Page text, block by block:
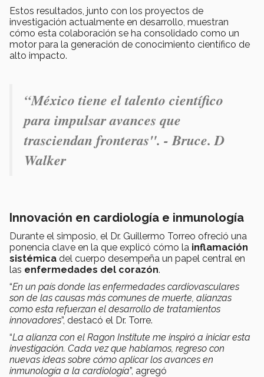
Estos resultados, junto con los proyectos de
investigación actualmente en desarrollo, muestran
cómo esta colaboración se ha consolidado como un
motor para la generación de conocimiento científico de
alto impacto.
“México tiene el talento científico
para impulsar avances que
trasciendan fronteras". - Bruce. D
Walker
Innovación en cardiología e inmunología
Durante el simposio, el Dr. Guillermo Torreo ofreció una
ponencia clave en la que explicó cómo la inflamación
sistémica del cuerpo desempeña un papel central en
las enfermedades del corazón.
“En un país donde las enfermedades cardiovasculares
son de las causas más comunes de muerte, alianzas
como esta refuerzan el desarrollo de tratamientos
innovadores”, destacó el Dr. Torre.
“La alianza con el Ragon Institute me inspiró a iniciar esta
investigación. Cada vez que hablamos, regreso con
nuevas ideas sobre cómo aplicar los avances en
inmunología a la cardiología”, agregó